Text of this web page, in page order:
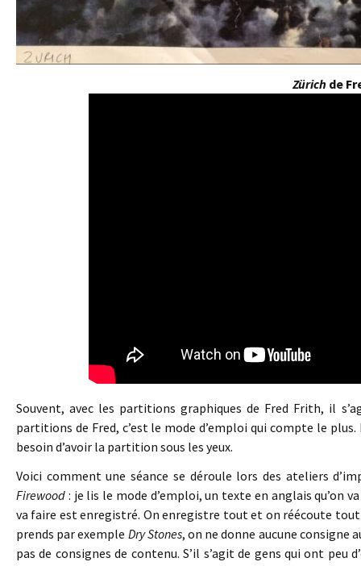
Zürichde
Souvent, avec les partitions graphiques de Fred Frith, il
partitions de Fred, c’est le mode d’emploi qui compte le
besoin d’avoir la partition sous les yeux.
Voici comment une séance se déroule lors des ateliers
Firewood : je lis le mode d’emploi, un texte en anglais qu’on
va faire est enregistré. On enregistre tout et on réécoute tout
prends par exemple Dry Stones, on ne donne aucune consigne
pas de consignes de contenu. S’il s’agit de gens qui ont